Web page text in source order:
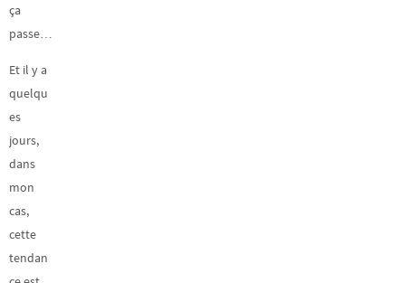
ça
passe…
Et il y a
quelqu
es
jours,
dans
mon
cas,
cette
tendan